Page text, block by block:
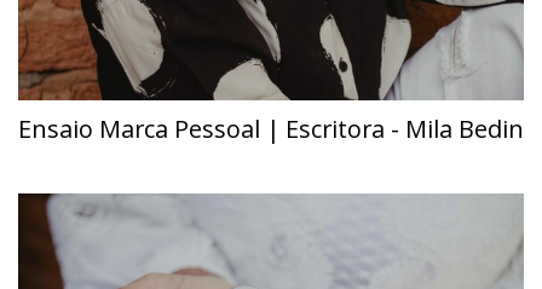
Ensaio Marca Pessoal | Escritora - Mila Bedin